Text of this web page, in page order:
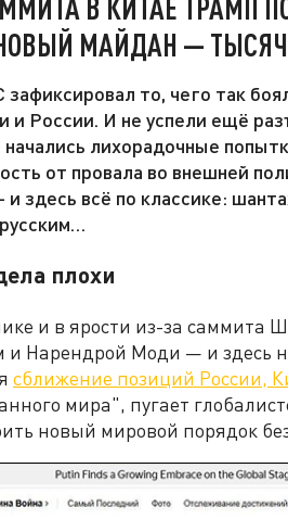
В КИТАЕ ТРАМП
МАЙДАН —
то, чего так
и России. И не успели ещё
лихорадочные
от провала во внешней
здесь всё по классике:
плохи
и в ярости из-за саммита
Нарендрой Моди — и здесь
сближение позиций России,
мира", пугает
новый мировой порядок